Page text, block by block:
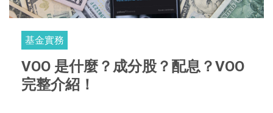
基金實務
VOO 是什麼？成分股？配息？VOO
完整介紹！